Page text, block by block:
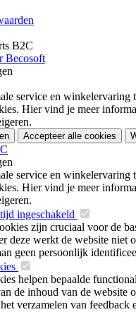
B2C
Becosoft
service en winkelervaring
Hier vind je meer
Accepteer alle cookies
service en winkelervaring
Hier vind je meer
ingeschakeld
zijn cruciaal voor de
deze werkt de website niet
geen persoonlijk
helpen bepaalde
de inhoud van de website
verzamelen van feedback